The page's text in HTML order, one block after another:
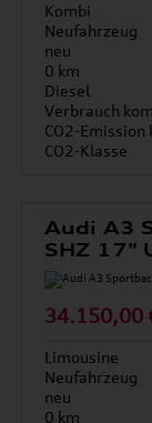
Kombi
Neufahrzeug
neu
0 km
Diesel
Verbrauch
CO2-
CO2-Klasse
Audi A3
SHZ 17"
34.150,00
Limousine
Neufahrzeug
neu
0 km